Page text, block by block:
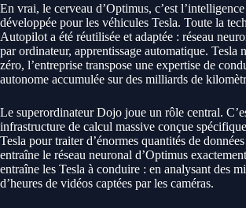
En vrai, le cerveau d’Optimus, c’est
développée pour les véhicules Tesla. Toute la
Autopilot a été réutilisée et adaptée : réseau
par ordinateur, apprentissage automatique. Tesla
zéro, l’entreprise transpose une expertise de
autonome accumulée sur des milliards de
Le superordinateur Dojo joue un rôle central.
infrastructure de calcul massive conçue
Tesla pour traiter d’énormes quantités de
entraîne le réseau neuronal d’Optimus
entraîne les Tesla à conduire : en analysant des
d’heures de vidéos captées par les caméras.